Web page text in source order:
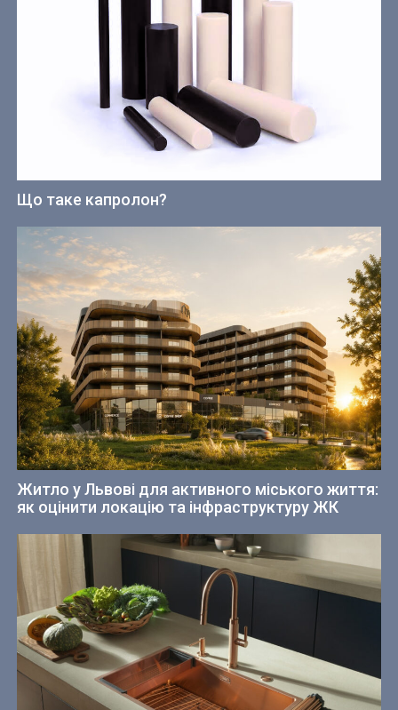
Що таке капролон?
Житло у Львові для активного міського життя:
як оцінити локацію та інфраструктуру ЖК